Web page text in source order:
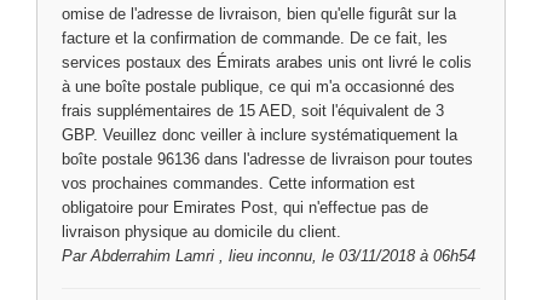
omise de l'adresse de livraison, bien qu'elle figurât sur la
facture et la confirmation de commande. De ce fait, les
services postaux des Émirats arabes unis ont livré le colis
à une boîte postale publique, ce qui m'a occasionné des
frais supplémentaires de 15 AED, soit l'équivalent de 3
GBP. Veuillez donc veiller à inclure systématiquement la
boîte postale 96136 dans l'adresse de livraison pour toutes
vos prochaines commandes. Cette information est
obligatoire pour Emirates Post, qui n'effectue pas de
livraison physique au domicile du client.
ParAbderrahim Lamri , lieu inconnu, le 03/11/2018 à 06h54